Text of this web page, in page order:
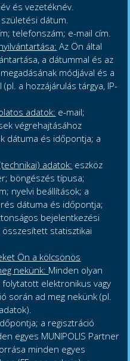
és vezetéknév.
dátum.
telefonszám; e-mail cím.
Az Ön által
a dátummal és az
módjával és a
a hozzájárulás tárgya, IP-
adatok: e-mail;
végrehajtásához
dátuma és időpontja; a
adatok: eszköz
böngészés típusa;
nyelvi beállítások; a
dátuma és időpontja;
bejelentkezési
összesített statisztikai
Ön a kölcsönös
nekünk: Minden olyan
elektronikus vagy
során ad meg nekünk (pl.
a regisztráció
egyes MUNIPOLIS Partner
minden egyes